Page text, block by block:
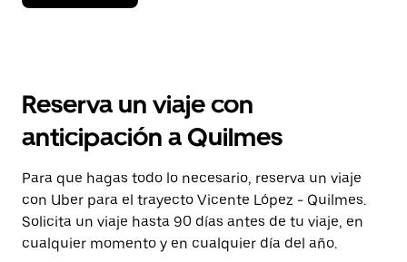
flecha
el
y
selecciona
una
fecha.
Presiona
la
tecla Esc
para
Reserva un viaje con
anticipación a Quilmes
Para que hagas todo lo necesario, reserva un viaje
con Uber para el trayecto Vicente López - Quilmes.
Solicita un viaje hasta 90 días antes de tu viaje, en
cualquier momento y en cualquier día del año.